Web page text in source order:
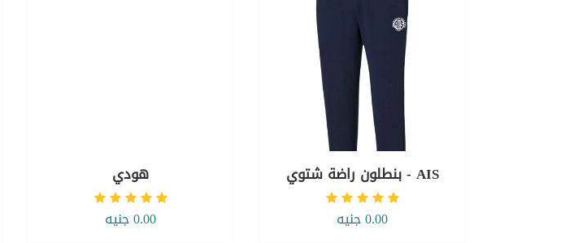
AIS - بنطلون راضة شتوي
0.00 جنيه
هودي
0.00 جنيه